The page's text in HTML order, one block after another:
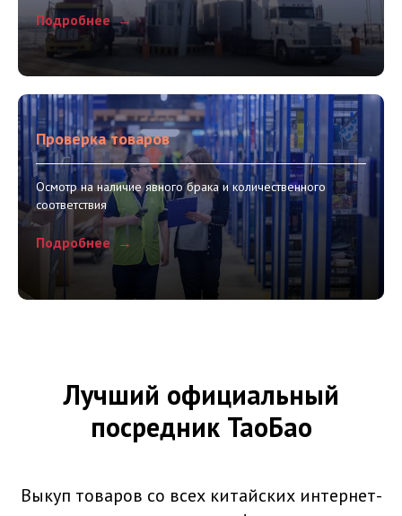
Подробнее
Проверка товаров
Осмотр на наличие явного брака и количественного
соответствия
Подробнее
Лучший официальный
посредник ТаоБао
Выкуп товаров со всех китайских интернет-